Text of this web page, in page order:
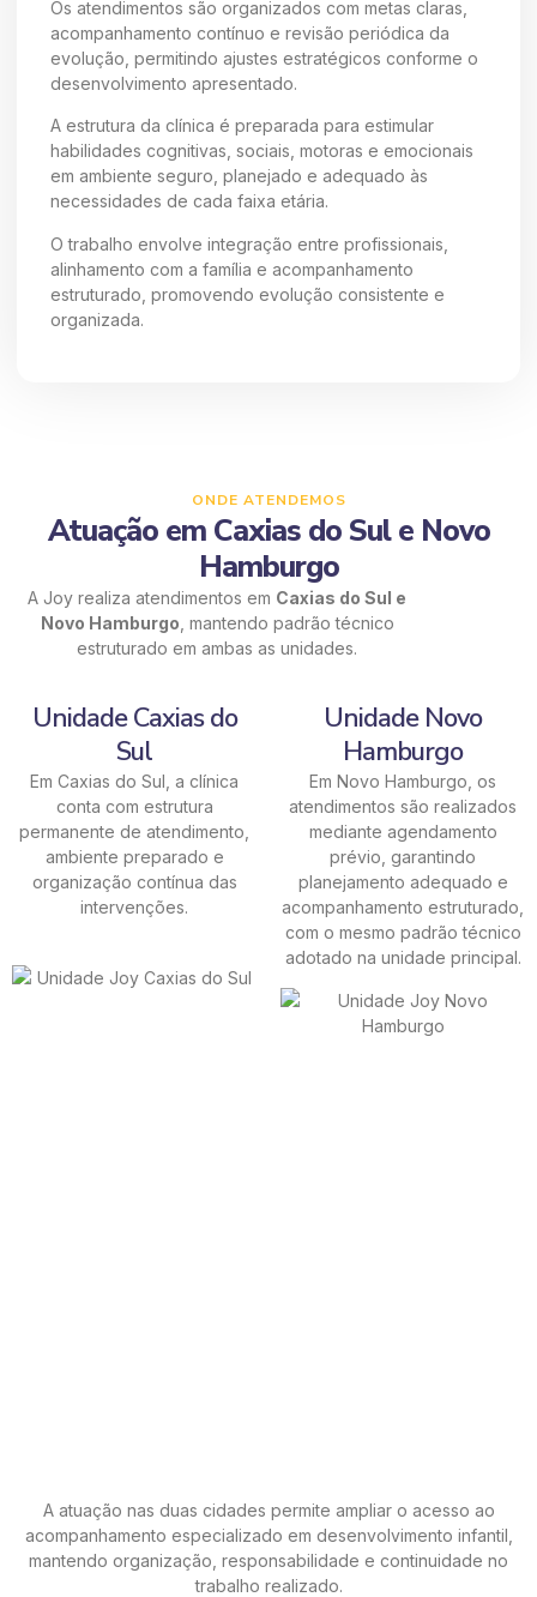
Os atendimentos são organizados com metas claras,
acompanhamento contínuo e revisão periódica da
evolução, permitindo ajustes estratégicos conforme o
desenvolvimento apresentado.
A estrutura da clínica é preparada para estimular
habilidades cognitivas, sociais, motoras e emocionais
em ambiente seguro, planejado e adequado às
necessidades de cada faixa etária.
O trabalho envolve integração entre profissionais,
alinhamento com a família e acompanhamento
estruturado, promovendo evolução consistente e
organizada.
ONDE ATENDEMOS
Atuação em Caxias do Sul e Novo
Hamburgo
A Joy realiza atendimentos em Caxias do Sul e
Novo Hamburgo , mantendo padrão técnico
estruturado em ambas as unidades.
Unidade Caxias do
Sul
Em Caxias do Sul, a clínica
conta com estrutura
permanente de atendimento,
ambiente preparado e
organização contínua das
intervenções.
Unidade Novo
Hamburgo
Em Novo Hamburgo, os
atendimentos são realizados
mediante agendamento
prévio, garantindo
planejamento adequado e
acompanhamento estruturado,
com o mesmo padrão técnico
adotado na unidade principal.
A atuação nas duas cidades permite ampliar o acesso ao
acompanhamento especializado em desenvolvimento infantil,
mantendo organização, responsabilidade e continuidade no
trabalho realizado.